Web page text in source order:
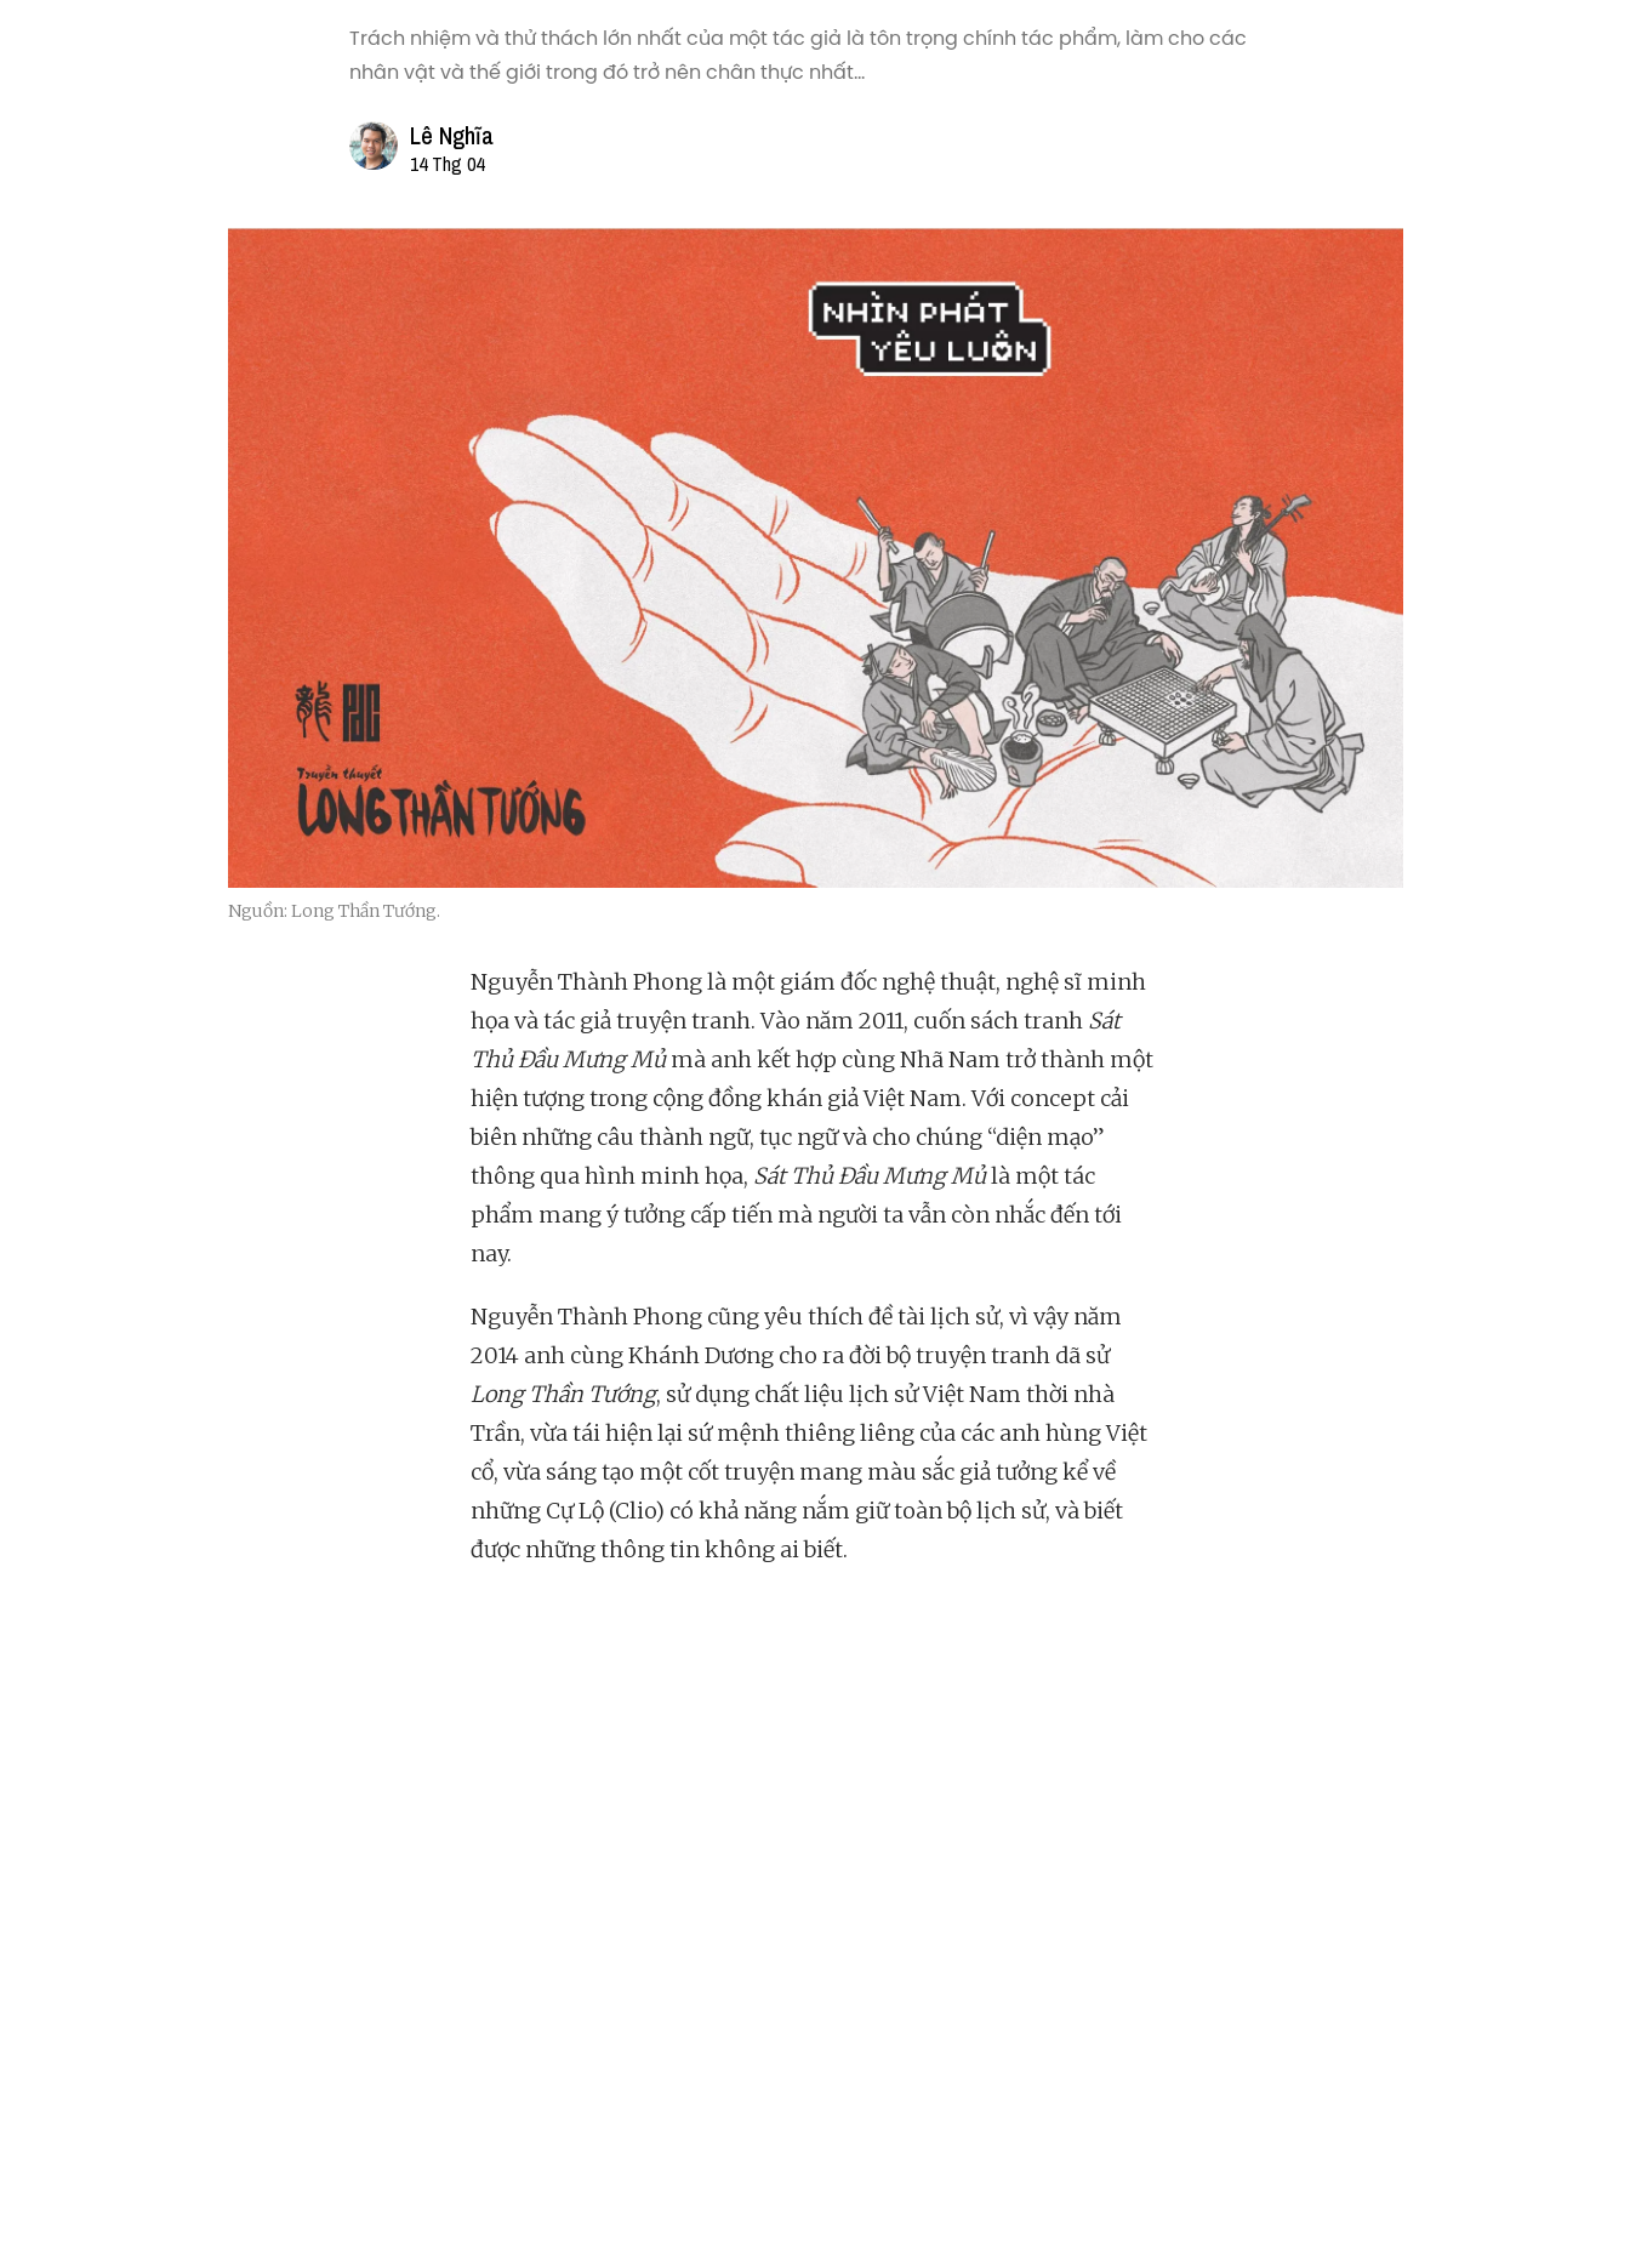
Trách nhiệm và thử thách lớn nhất của một tác giả là tôn trọng chính tác phẩm, làm cho các
nhân vật và thế giới trong đó trở nên chân thực nhất...
Lê Nghĩa
14 Thg 04
Nguồn: Long Thần Tướng.
Nguyễn Thành Phong là một giám đốc nghệ thuật, nghệ sĩ minh
họa và tác giả truyện tranh. Vào năm 2011, cuốn sách tranh Sát
Thủ Đầu Mưng Mủmà anh kết hợp cùng Nhã Nam trở thành một
hiện tượng trong cộng đồng khán giả Việt Nam. Với concept cải
biên những câu thành ngữ, tục ngữ và cho chúng “diện mạo”
thông qua hình minh họa, Sát Thủ Đầu Mưng Mủlà một tác
phẩm mang ý tưởng cấp tiến mà người ta vẫn còn nhắc đến tới
nay.
Nguyễn Thành Phong cũng yêu thích đề tài lịch sử, vì vậy năm
2014 anh cùng Khánh Dương cho ra đời bộ truyện tranh dã sử
Long Thần Tướng, sử dụng chất liệu lịch sử Việt Nam thời nhà
Trần, vừa tái hiện lại sứ mệnh thiêng liêng của các anh hùng Việt
cổ, vừa sáng tạo một cốt truyện mang màu sắc giả tưởng kể về
những Cự Lộ (Clio) có khả năng nắm giữ toàn bộ lịch sử, và biết
được những thông tin không ai biết.